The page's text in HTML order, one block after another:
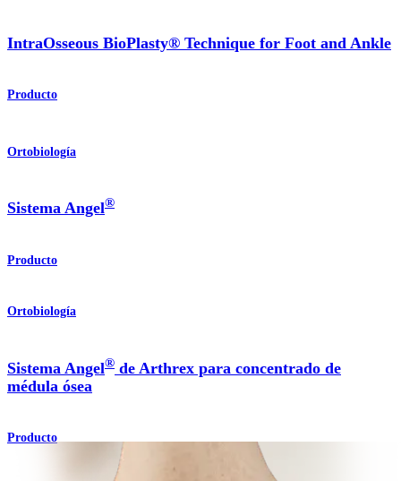
IntraOsseous BioPlasty® Technique for Foot and Ankle
Producto
Ortobiología
Sistema Angel®
Producto
Ortobiología
Sistema Angel® de Arthrex para concentrado de
médula ósea
Producto